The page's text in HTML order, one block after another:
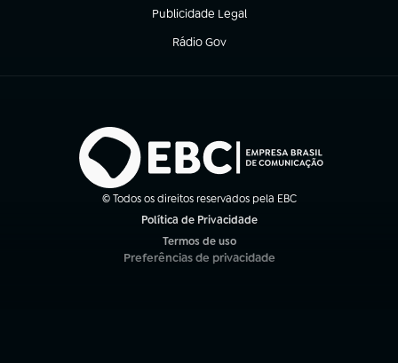
Publicidade Legal
(abre em nova aba)
Rádio Gov
(abre em nova aba)
© Todos os direitos reservados pela EBC
Política de Privacidade
Termos de uso
(abre em nova aba)
Preferências de privacidade